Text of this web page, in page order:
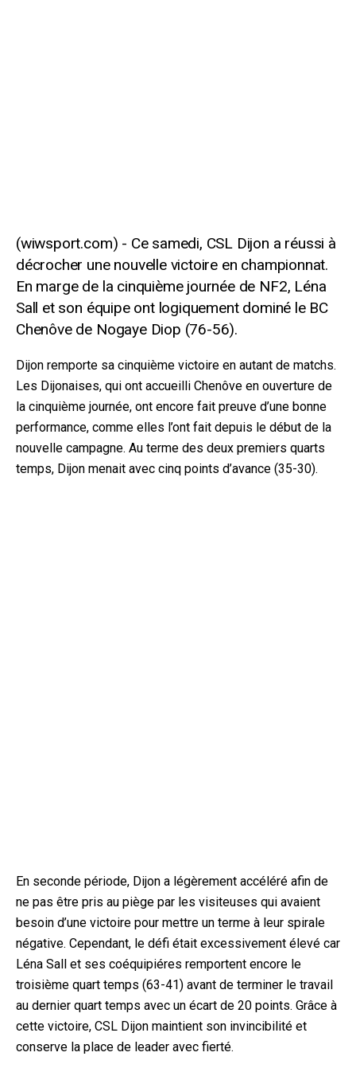
Ce samedi, CSL Dijon a réussi à
décrocher une nouvelle victoire en championnat.
En marge de la cinquième journée de NF2, Léna
Sall et son équipe ont logiquement dominé le BC
Chenôve de Nogaye Diop (76-56).
Dijon remporte sa cinquième victoire en autant de matchs.
Les Dijonaises, qui ont accueilli Chenôve en ouverture de
la cinquième journée, ont encore fait preuve d’une bonne
performance, comme elles l’ont fait depuis le début de la
nouvelle campagne. Au terme des deux premiers quarts
temps, Dijon menait avec cinq points d’avance (35-30).
En seconde période, Dijon a légèrement accéléré afin de
ne pas être pris au piège par les visiteuses qui avaient
besoin d’une victoire pour mettre un terme à leur spirale
négative. Cependant, le défi était excessivement élevé car
Léna Sall et ses coéquipiéres remportent encore le
troisième quart temps (63-41) avant de terminer le travail
au dernier quart temps avec un écart de 20 points. Grâce à
cette victoire, CSL Dijon maintient son invincibilité et
conserve la place de leader avec fierté.